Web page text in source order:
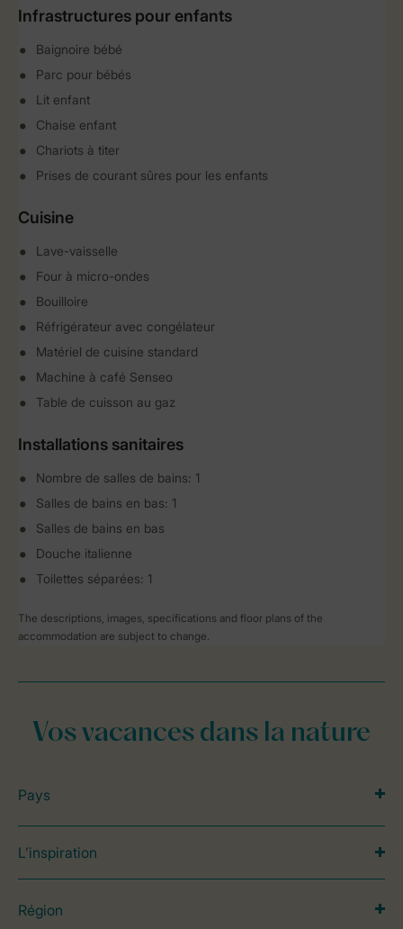
Infrastructures pour enfants
Baignoire bébé
Parc pour bébés
Lit enfant
Chaise enfant
Chariots à titer
Prises de courant sûres pour les enfants
Cuisine
Lave-vaisselle
Four à micro-ondes
Bouilloire
Réfrigérateur avec congélateur
Matériel de cuisine standard
Machine à café Senseo
Table de cuisson au gaz
Installations sanitaires
Nombre de salles de bains: 1
Salles de bains en bas: 1
Salles de bains en bas
Douche italienne
Toilettes séparées: 1
The descriptions, images, specifications and floor plans of the
accommodation are subject to change.
Vos vacances dans la nature
Pays
L’inspiration
Région